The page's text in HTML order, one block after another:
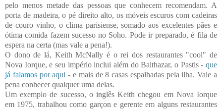
pelo menos metade das pessoas que conhecem recomendam. A
porta de madeira, o pé direito alto, os móveis escuros com cadeiras
de couro vinho, o clima parisiense, somado aos excelentes pães e
ótima comida fazem sucesso no Soho. Pode ir preparado, é fila de
espera na certa (mas vale a pena!).
O dono de lá, Keith McNally é o rei dos restaurantes "cool" de
Nova Iorque, e seu império inclui além do Balthazar, o Pastis - que
já falamos por aqui - e mais de 8 casas espalhadas pela ilha. Vale a
pena conhecer qualquer uma delas.
Um exemplo de sucesso, o inglês Keith chegou em Nova Iorque
em 1975, trabalhou como garçon e gerente em alguns restaurantes